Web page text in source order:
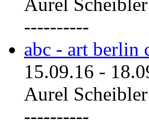
----------
abc - art berlin
15.09.16 -
Aurel
----------